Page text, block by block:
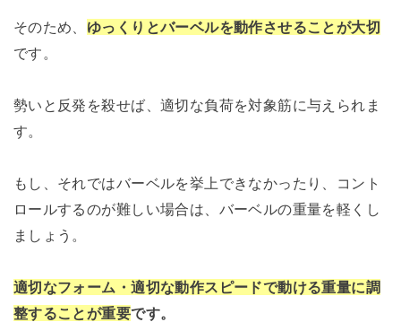
そのため、 ゆっくりとバーベルを動作させることが大切
です。
勢いと反発を殺せば、適切な負荷を対象筋に与えられま
す。
もし、それではバーベルを挙上できなかったり、コント
ロールするのが難しい場合は、バーベルの重量を軽くし
ましょう。
適切なフォーム・適切な動作スピードで動ける重量に調
整することが重要です。